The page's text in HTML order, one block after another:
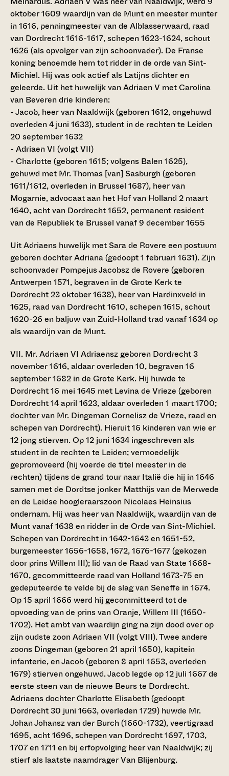
oktober 1609 waardijn van de Munt en meester munter
in 1616, penningmeester van de Alblasserwaard, raad
van Dordrecht 1616-1617, schepen 1623-1624, schout
1626 (als opvolger van zijn schoonvader). De Franse
koning benoemde hem tot ridder in de orde van Sint-
Michiel. Hij was ook actief als Latijns dichter en
geleerde. Uit het huwelijk van Adriaen V met Carolina
van Beveren drie kinderen:
- Jacob, heer van Naaldwijk (geboren 1612, ongehuwd
overleden 4 juni 1633), student in de rechten te Leiden
20 september 1632
- Adriaen VI (volgt VII)
- Charlotte (geboren 1615; volgens Balen 1625),
gehuwd met Mr. Thomas [van] Sasburgh (geboren
1611/1612, overleden in Brussel 1687), heer van
Mogarnie, advocaat aan het Hof van Holland 2 maart
1640, acht van Dordrecht 1652, permanent resident
van de Republiek te Brussel vanaf 9 december 1655
Uit Adriaens huwelijk met Sara de Rovere een postuum
geboren dochter Adriana (gedoopt 1 februari 1631). Zijn
schoonvader Pompejus Jacobsz de Rovere (geboren
Antwerpen 1571, begraven in de Grote Kerk te
Dordrecht 23 oktober 1638), heer van Hardinxveld in
1625, raad van Dordrecht 1610, schepen 1615, schout
1620-26 en baljuw van Zuid-Holland trad vanaf 1634 op
als waardijn van de Munt.
VII. Mr. Adriaen VI Adriaensz geboren Dordrecht 3
november 1616, aldaar overleden 10, begraven 16
september 1682 in de Grote Kerk. Hij huwde te
Dordrecht 16 mei 1645 met Levina de Vrieze (geboren
Dordrecht 14 april 1623, aldaar overleden 1 maart 1700;
dochter van Mr. Dingeman Cornelisz de Vrieze, raad en
schepen van Dordrecht). Hieruit 16 kinderen van wie er
12 jong stierven. Op 12 juni 1634 ingeschreven als
student in de rechten te Leiden; vermoedelijk
gepromoveerd (hij voerde de titel meester in de
rechten) tijdens de grand tour naar Italië die hij in 1646
samen met de Dordtse jonker Matthijs van de Merwede
en de Leidse hoogleraarszoon Nicolaes Heinsius
ondernam. Hij was heer van Naaldwijk, waardijn van de
Munt vanaf 1638 en ridder in de Orde van Sint-Michiel.
Schepen van Dordrecht in 1642-1643 en 1651-52,
burgemeester 1656-1658, 1672, 1676-1677 (gekozen
door prins Willem III); lid van de Raad van State 1668-
1670, gecommitteerde raad van Holland 1673-75 en
gedeputeerde te velde bij de slag van Seneffe in 1674.
Op 15 april 1666 werd hij gecommitteerd tot de
opvoeding van de prins van Oranje, Willem III (1650-
1702). Het ambt van waardijn ging na zijn dood over op
zijn oudste zoon Adriaen VII (volgt VIII). Twee andere
zoons Dingeman (geboren 21 april 1650), kapitein
infanterie, en Jacob (geboren 8 april 1653, overleden
1679) stierven ongehuwd. Jacob legde op 12 juli 1667 de
eerste steen van de nieuwe Beurs te Dordrecht.
Adriaens dochter Charlotte Elisabeth (gedoopt
Dordrecht 30 juni 1663, overleden 1729) huwde Mr.
Johan Johansz van der Burch (1660-1732), veertigraad
1695, acht 1696, schepen van Dordrecht 1697, 1703,
1707 en 1711 en bij erfopvolging heer van Naaldwijk; zij
stierf als laatste naamdrager Van Blijenburg.